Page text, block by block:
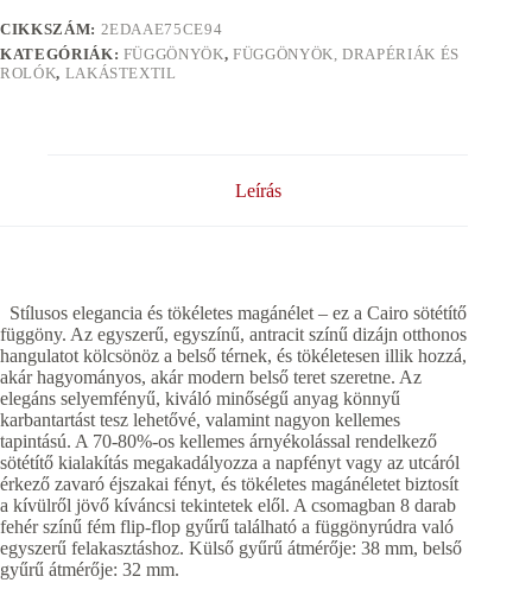
CIKKSZÁM: 2EDAAE75CE94
KATEGÓRIÁK: FÜGGÖNYÖK, FÜGGÖNYÖK, DRAPÉRIÁK ÉS
ROLÓK, LAKÁSTEXTIL
Leírás
Stílusos elegancia és tökéletes magánélet – ez a Cairo sötétítő
függöny. Az egyszerű, egyszínű, antracit színű dizájn otthonos
hangulatot kölcsönöz a belső térnek, és tökéletesen illik hozzá,
akár hagyományos, akár modern belső teret szeretne. Az
elegáns selyemfényű, kiváló minőségű anyag könnyű
karbantartást tesz lehetővé, valamint nagyon kellemes
tapintású. A 70-80%-os kellemes árnyékolással rendelkező
sötétítő kialakítás megakadályozza a napfényt vagy az utcáról
érkező zavaró éjszakai fényt, és tökéletes magánéletet biztosít
a kívülről jövő kíváncsi tekintetek elől. A csomagban 8 darab
fehér színű fém flip-flop gyűrű található a függönyrúdra való
egyszerű felakasztáshoz. Külső gyűrű átmérője: 38 mm, belső
gyűrű átmérője: 32 mm.